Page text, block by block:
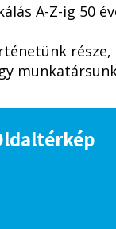
A-Z-ig 50